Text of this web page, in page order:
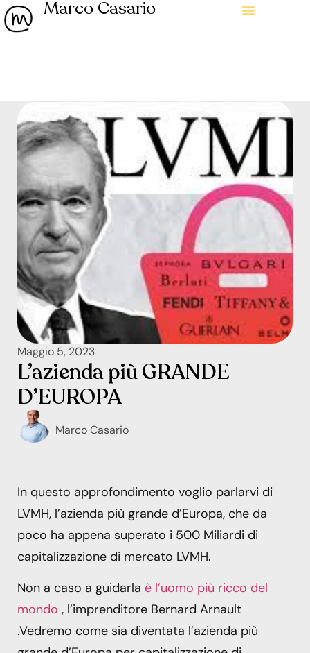
Marco Casario
Maggio 5, 2023
L’azienda più GRANDE
D’EUROPA
Marco Casario
In questo approfondimento voglio parlarvi di
LVMH, l’azienda più grande d’Europa, che da
poco ha appena superato i 500 Miliardi di
capitalizzazione di mercato LVMH.
Non a caso a guidarla è l’uomo più ricco del
mondo , l’imprenditore Bernard Arnault
.Vedremo come sia diventata l’azienda più